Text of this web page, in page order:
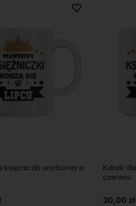
księżniczki urodzonej w
Do ulubionych
Do ulubionych
Kubek
czerwcu
30,00 zł